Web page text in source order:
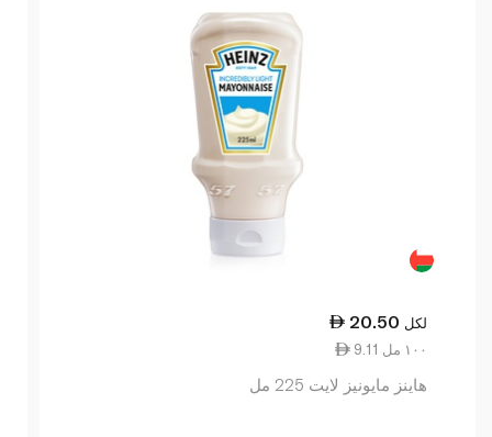
20.50 لكل
9.11 ١٠٠ مل
هاينز مايونيز لايت 225 مل